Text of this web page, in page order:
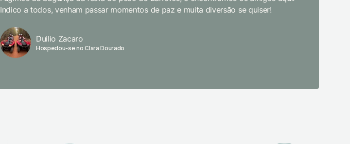
Indico a todos, venham passar momentos de paz e muita diversão se quiser!
Duilio Zacaro
Hospedou-se no Clara Dourado